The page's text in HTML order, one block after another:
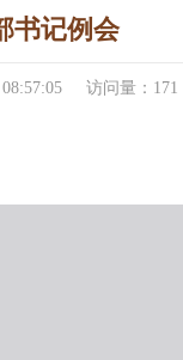
书记例会
访问量： 171